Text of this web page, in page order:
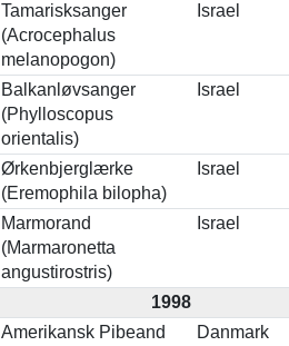
Tamarisksanger
(Acrocephalus
melanopogon)
Israel
Balkanløvsanger
(Phylloscopus
orientalis)
Israel
Ørkenbjerglærke
(Eremophila bilopha)
Israel
Marmorand
(Marmaronetta
angustirostris)
Israel
1998
Amerikansk Pibeand
Danmark